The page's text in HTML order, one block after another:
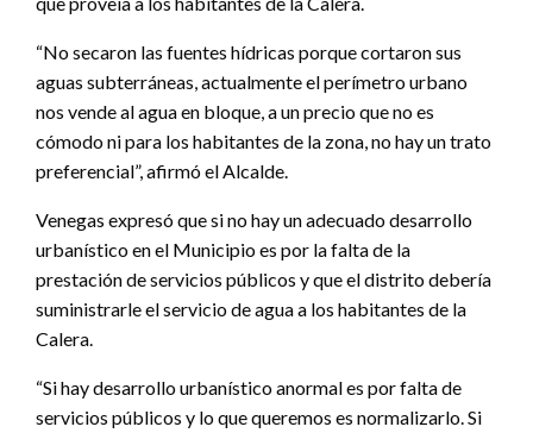
“No secaron las fuentes hídricas porque cortaron sus
aguas subterráneas, actualmente el perímetro urbano
nos vende al agua en bloque, a un precio que no es
cómodo ni para los habitantes de la zona, no hay un trato
preferencial”, afirmó el Alcalde.
Venegas expresó que si no hay un adecuado desarrollo
urbanístico en el Municipio es por la falta de la
prestación de servicios públicos y que el distrito debería
suministrarle el servicio de agua a los habitantes de la
Calera.
“Si hay desarrollo urbanístico anormal es por falta de
servicios públicos y lo que queremos es normalizarlo. Si